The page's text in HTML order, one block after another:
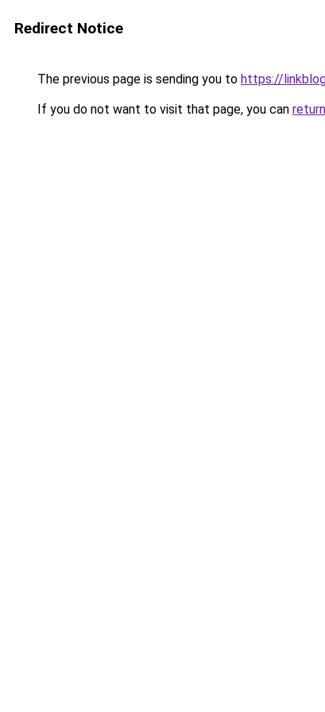
Redirect Notice
The previous page is sending you to https://
If you do not want to visit that page, you can